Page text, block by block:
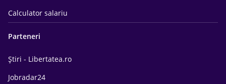
Calculator salariu
Parteneri
Știri - Libertatea.ro
Jobradar24